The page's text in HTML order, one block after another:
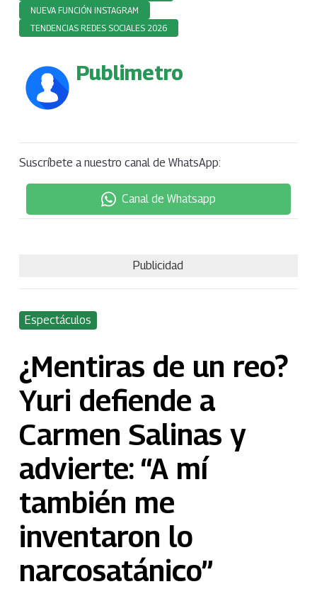
NUEVA FUNCIÓN INSTAGRAM
TENDENCIAS REDES SOCIALES 2026
Publimetro
Suscríbete a nuestro canal de WhatsApp:
Canal de Whatsapp
Publicidad
Espectáculos
¿Mentiras de un reo?
Yuri defiende a
Carmen Salinas y
advierte: “A mí
también me
inventaron lo
narcosatánico”